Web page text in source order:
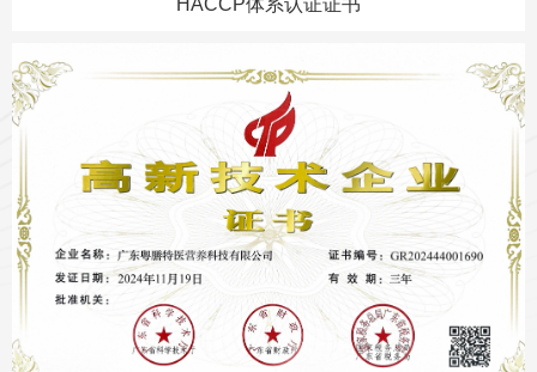
HACCP体系认证证书